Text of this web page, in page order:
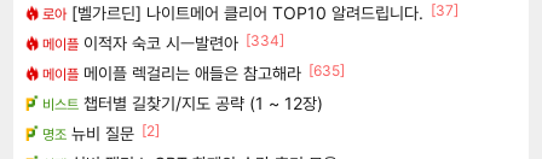
로아 [벨가르딘] 나이트메어 클리어 TOP10 알려드립니다. [37]
메이플 이적자 숙코 시ㅡ발련아 [334]
메이플 메이플 렉걸리는 애들은 참고해라 [635]
비스트 챕터별 길찾기/지도 공략 (1 ~ 12장)
명조 뉴비 질문 [2]